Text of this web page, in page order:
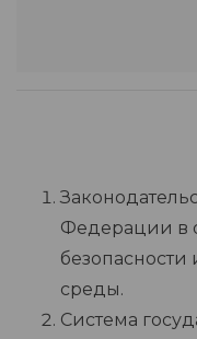
Федерации в
среды.
Система